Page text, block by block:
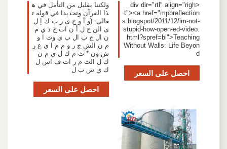
<div dir="rtl" align="righ
t"><a href="mpbreflection
s.blogspot/2011/12/im-not-
stupid-how-open-ed-video.
html?spref=bl">Teaching
Without Walls: Life Beyon
d
احصل على السعر
ولكننا بقليل من التأمل في ه
ذا القرآن وتحديدا في قوله ت
عالى: (و أ و ح ى ر ب ك إ ل
ى الن ح ل أ ن ات خ ذ ي م
ن ال ج ب ال ب ي وت ا و
م ن الش ج ر و م م ا ي ع ر
ش ون * ث م ك ل ي م ن
ك ل الث م ر ات ف اس ل
ك ي س ب ل
احصل على السعر